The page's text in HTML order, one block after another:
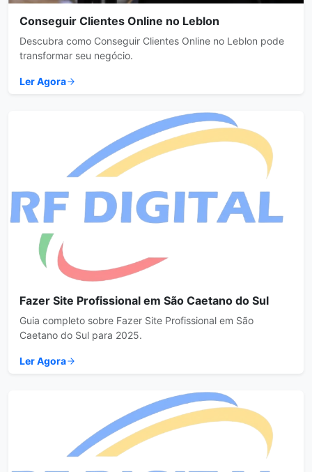
Conseguir Clientes Online no Leblon
Descubra como Conseguir Clientes Online no Leblon pode
transformar seu negócio.
Ler Agora
Fazer Site Profissional em São Caetano do Sul
Guia completo sobre Fazer Site Profissional em São
Caetano do Sul para 2025.
Ler Agora